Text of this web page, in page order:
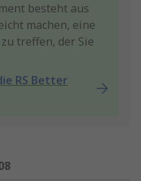
besteht aus
machen, eine
treffen, der Sie
RS Better